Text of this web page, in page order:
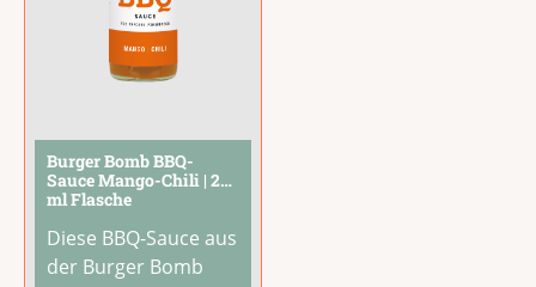
Burger Bomb BBQ-
Sauce Mango-Chili | 230
ml Flasche
Diese BBQ-Sauce aus
der Burger Bomb